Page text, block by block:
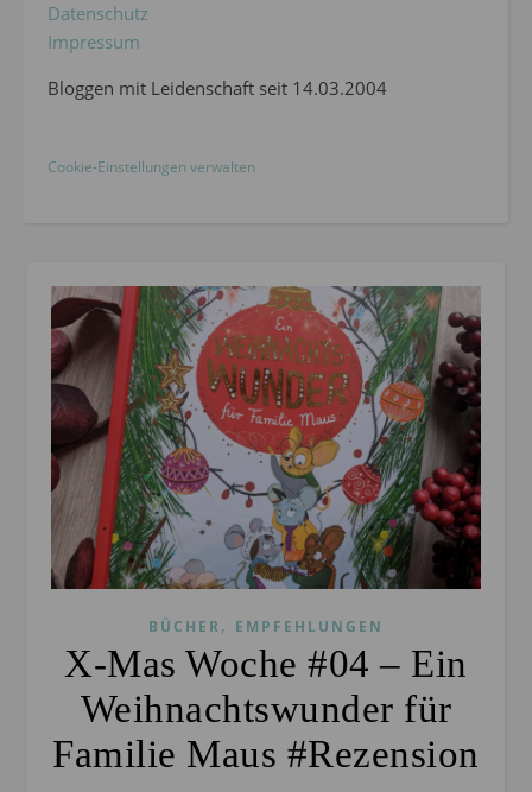
Datenschutz
Impressum
Bloggen mit Leidenschaft seit 14.03.2004
Cookie-Einstellungen verwalten
BÜCHER, EMPFEHLUNGEN
X-Mas Woche #04 – Ein
Weihnachtswunder für
Familie Maus #Rezension